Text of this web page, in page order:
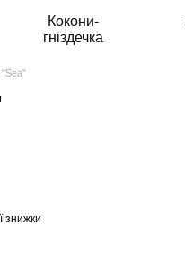
Кокони-
гніздечка
"Sea"
знижки